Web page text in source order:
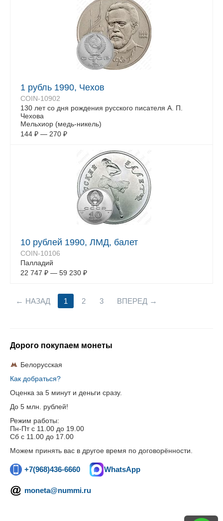
1 рубль 1990, Чехов
COIN-10902
130 лет со дня рождения русского писателя А. П.
Чехова
Мельхиор (медь-никель)
144 ₽ — 270 ₽
10 рублей 1990, ЛМД, балет
COIN-10106
Палладий
22 747 ₽ — 59 230 ₽
НАЗАД 1 2 3 ВПЕРЕД
Дорого покупаем монеты
Белорусская
Как добраться?
Оценка за 5 минут и деньги сразу.
До 5 млн. рублей!
Режим работы:
Пн-Пт c 11.00 до 19.00
Сб с 11.00 до 17.00
Можем принять вас в другое время по договорённости.
+7(968)436-6660 WhatsApp
moneta@nummi.ru